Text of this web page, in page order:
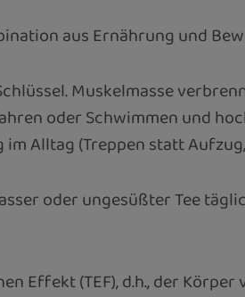
aus Ernährung und
Muskelmasse
oder Schwimmen und
Alltag (Treppen statt
oder ungesüßter Tee
Effekt (TEF), d.h., der